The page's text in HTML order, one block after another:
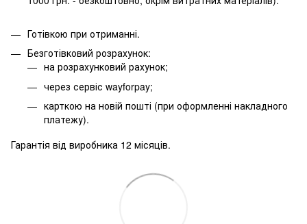
Готівкою при отриманні.
Безготівковий розрахунок:
на розрахунковий рахунок;
через сервіс wayforpay;
карткою на новій пошті (при оформленні накладного
платежу).
Гарантія від виробника 12 місяців.